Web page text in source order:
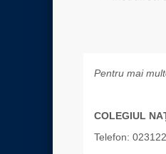
Pentru mai
COLEGIUL
Telefon: